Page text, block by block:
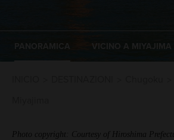
Photo copyright: Courtesy of Hiroshima